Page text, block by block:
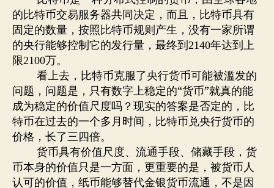
的比特币交易服务器共同决定，而且，比特币具有
固定的数量，按照比特币规则产生，没有一家所谓
的央行能够控制它的发行量，最终到2140年达到上
限2100万。
看上去，比特币克服了央行货币可能被滥发的
问题，问题是，只有数字上稳定的“货币”就真的能
成为稳定的价值尺度吗？现实的答案是否定的，比
特币在过去的一个多月时间，比特币兑央行货币的
价格，长了三四倍。
货币具有价值尺度、流通手段、储藏手段，货
币本身的价值只是一方面，更重要的是，被货币人
认可的价值，纸币能够替代金银货币流通，不是因